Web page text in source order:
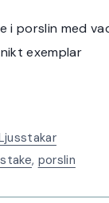
i porslin med
exemplar
, porslin